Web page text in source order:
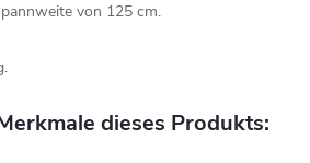
von 125 cm.
dieses Produkts: